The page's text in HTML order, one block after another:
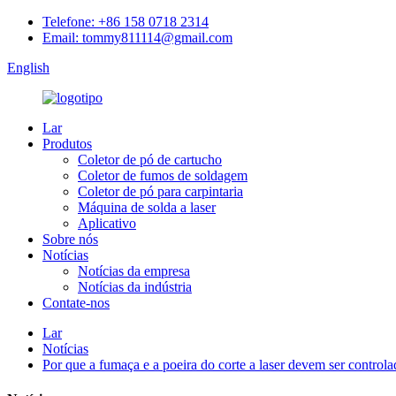
Telefone: +86 158 0718 2314
Email: tommy811114@gmail.com
English
Lar
Produtos
Coletor de pó de cartucho
Coletor de fumos de soldagem
Coletor de pó para carpintaria
Máquina de solda a laser
Aplicativo
Sobre nós
Notícias
Notícias da empresa
Notícias da indústria
Contate-nos
Lar
Notícias
Por que a fumaça e a poeira do corte a laser devem ser